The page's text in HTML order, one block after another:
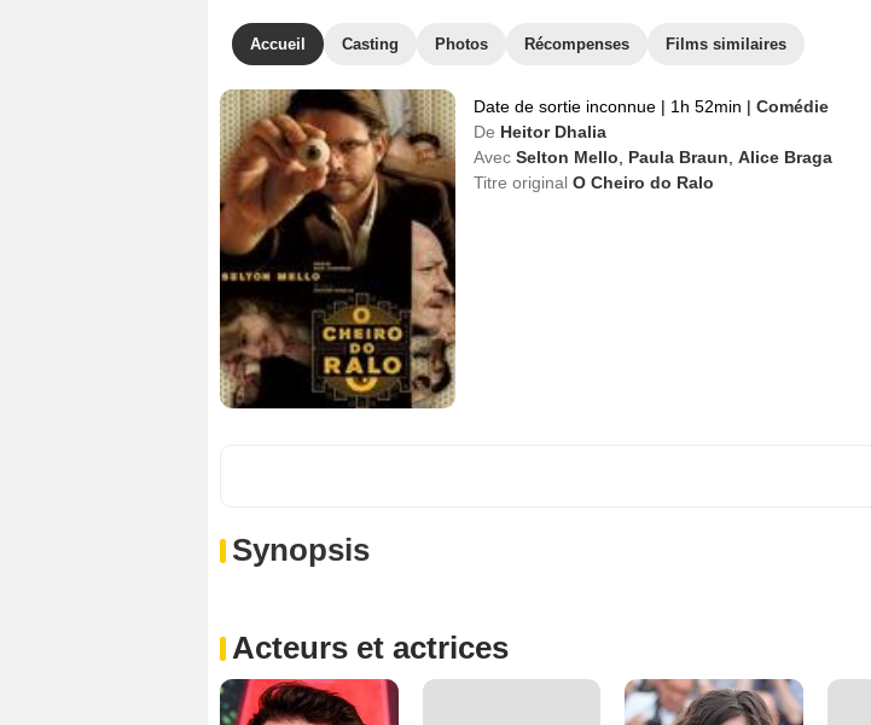
Accueil Casting Photos Récompenses Films similaires
Date de sortie inconnue | 1h 52min | Comédie
De Heitor Dhalia
Avec Selton Mello Paula Braun Alice Braga
Titre original O Cheiro do Ralo
Synopsis
Acteurs et actrices